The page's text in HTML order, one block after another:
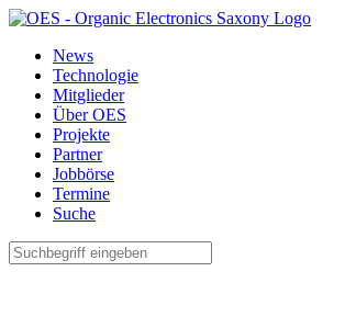
News
Technologie
Mitglieder
Über OES
Projekte
Partner
Jobbörse
Termine
Suche